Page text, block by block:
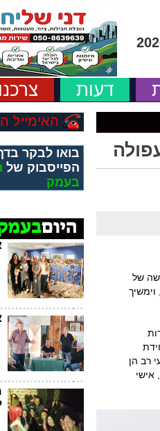
דעות
של
רב הן
אישי
האימייל
בואו לבקר
הפייסבוק של
בעמק